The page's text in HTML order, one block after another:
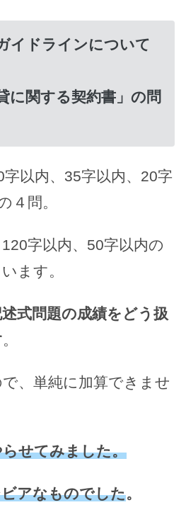
イドラインについて
に関する契約書」の問
以内、35字以内、20字
４問。
字以内、50字以内の
ます。
式問題の成績をどう扱
。
、単純に加算できませ
せてみました。
アなものでした。